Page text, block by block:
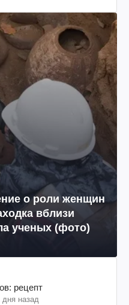
о роли женщин
вблизи
ученых (фото)
рецепт
дня назад